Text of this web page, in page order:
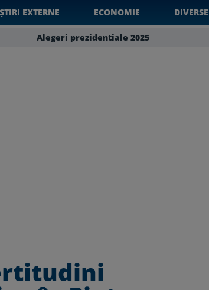
ȘTIRI EXTERNE ECONOMIE DIVERSE
Alegeri prezidentiale 2025